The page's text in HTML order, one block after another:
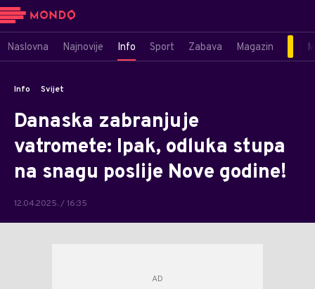
Naslovna Najnovije Info Sport Zabava Magazin
Info Svijet
Danaska zabranjuje
vatromete: Ipak, odluka stupa
na snagu poslije Nove godine!
12.04.2025. / 16:35